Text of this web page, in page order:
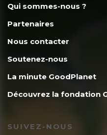
Qui sommes-nous ?
Partenaires
Nous contacter
Soutenez-nous
La minute GoodPlanet
Découvrez la fondation
SUIVEZ-NOUS